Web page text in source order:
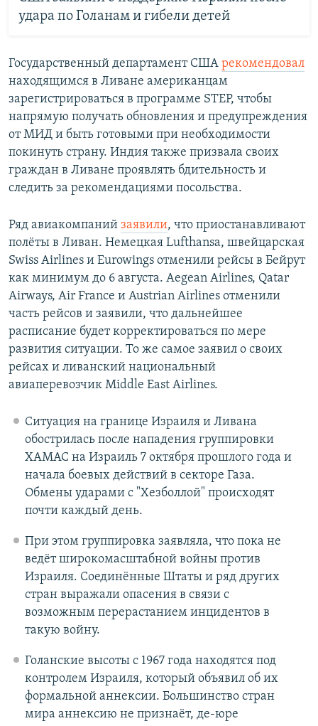
удара по Голанам и гибели детей
Государственный департамент США рекомендовал
находящимся в Ливане американцам
зарегистрироваться в программе STEP, чтобы
напрямую получать обновления и предупреждения
от МИД и быть готовыми при необходимости
покинуть страну. Индия также призвала своих
граждан в Ливане проявлять бдительность и
следить за рекомендациями посольства.
Ряд авиакомпаний заявили, что приостанавливают
полёты в Ливан. Немецкая Lufthansa, швейцарская
Swiss Airlines и Eurowings отменили рейсы в Бейрут
как минимум до 6 августа. Aegean Airlines, Qatar
Airways, Air France и Austrian Airlines отменили
часть рейсов и заявили, что дальнейшее
расписание будет корректироваться по мере
развития ситуации. То же самое заявил о своих
рейсах и ливанский национальный
авиаперевозчик Middle East Airlines.
Ситуация на границе Израиля и Ливана
обострилась после нападения группировки
ХАМАС на Израиль 7 октября прошлого года и
начала боевых действий в секторе Газа.
Обмены ударами с "Хезболлой" происходят
почти каждый день.
При этом группировка заявляла, что пока не
ведёт широкомасштабной войны против
Израиля. Соединённые Штаты и ряд других
стран выражали опасения в связи с
возможным перерастанием инцидентов в
такую войну.
Голанские высоты с 1967 года находятся под
контролем Израиля, который объявил об их
формальной аннексии. Большинство стран
мира аннексию не признаёт, де-юре